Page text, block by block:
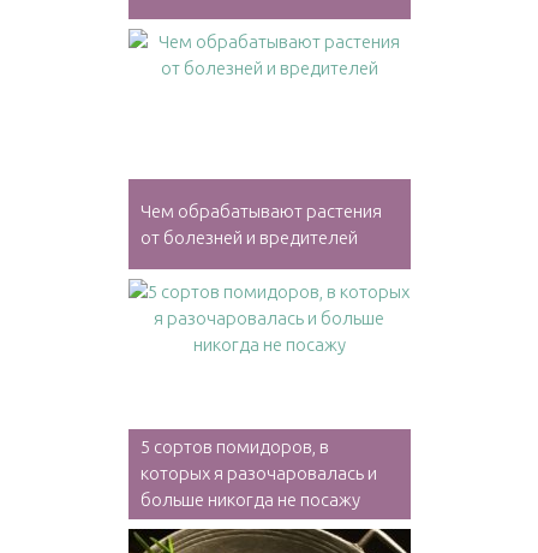
Чем обрабатывают растения
от болезней и вредителей
5 сортов помидоров, в
которых я разочаровалась и
больше никогда не посажу